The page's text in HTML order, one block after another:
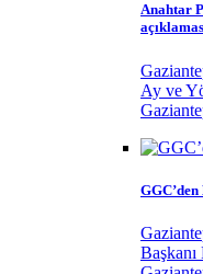
Anahtar
Ay ve